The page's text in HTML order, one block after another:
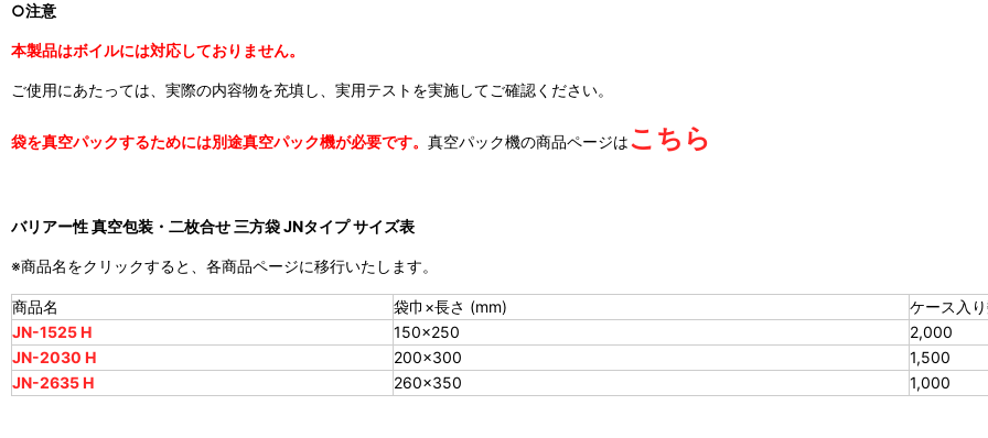
○注意
本製品はボイルには対応しておりません。
ご使用にあたっては、実際の内容物を充填し、実用テストを実施してご確認ください。
袋を真空パックするためには別途真空パック機が必要です。 真空パック機の商品ページはこちら
バリアー性 真空包装・二枚合せ 三方袋 JNタイプ サイズ表
※商品名をクリックすると、各商品ページに移行いたします。
商品名 袋巾×長さ (mm)
ケース入
JN-1525 H
150×250
2,000
JN-2030 H
200×300
1,500
JN-2635 H
260×350 1,000